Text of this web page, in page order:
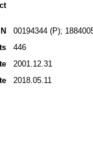
00194344 (P);
446
2001.12.31
2018.05.11